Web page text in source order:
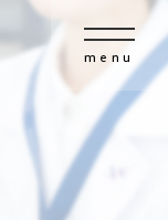
menu